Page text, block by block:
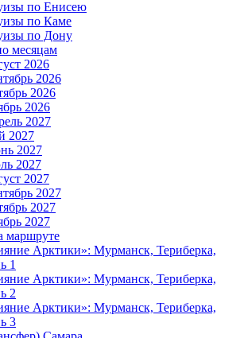
по Енисею
по Каме
по Дону
месяцам
2026
2026
2026
2026
2027
2027
2027
2027
2027
2027
2027
2027
маршруте
Арктики»: Мурманск, Териберка,
1
Арктики»: Мурманск, Териберка,
2
Арктики»: Мурманск, Териберка,
3